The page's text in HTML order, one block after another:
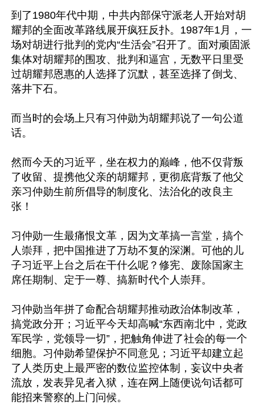
到了1980年代中期，中共内部保守派老人开始对胡
耀邦的全面改革路线展开疯狂反扑。1987年1月，一
场对胡进行批判的党内“生活会”召开了。面对顽固派
集体对胡耀邦的围攻、批判和逼宫，无数平日里受
过胡耀邦恩惠的人选择了沉默，甚至选择了倒戈、
落井下石。
而当时的会场上只有习仲勋为胡耀邦说了一句公道
话。
然而今天的习近平，坐在权力的巅峰，他不仅背叛
了收留、提携他父亲的胡耀邦，更彻底背叛了他父
亲习仲勋生前所倡导的制度化、法治化的改良主
张！
习仲勋一生最痛恨文革，因为文革搞一言堂，搞个
人崇拜，把中国推进了万劫不复的深渊。可他的儿
子习近平上台之后在干什么呢？修宪、废除国家主
席任期制、定于一尊、搞新时代个人崇拜。
习仲勋当年拼了命配合胡耀邦推动政治体制改革，
搞党政分开；习近平今天却高喊“东西南北中，党政
军民学，党领导一切”，把触角伸进了社会的每一个
细胞。习仲勋希望保护不同意见；习近平却建立起
了人类历史上最严密的数位监控体制，妄议中央者
流放，发表异见者入狱，连在网上随便说句话都可
能招来警察的上门问候。